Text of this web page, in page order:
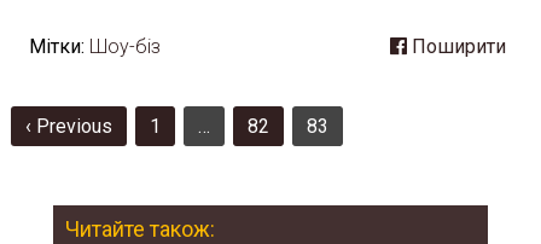
Мітки: Шоу-біз Поширити
Пагінація
‹ Previous 1 … 82 83
Читайте також: